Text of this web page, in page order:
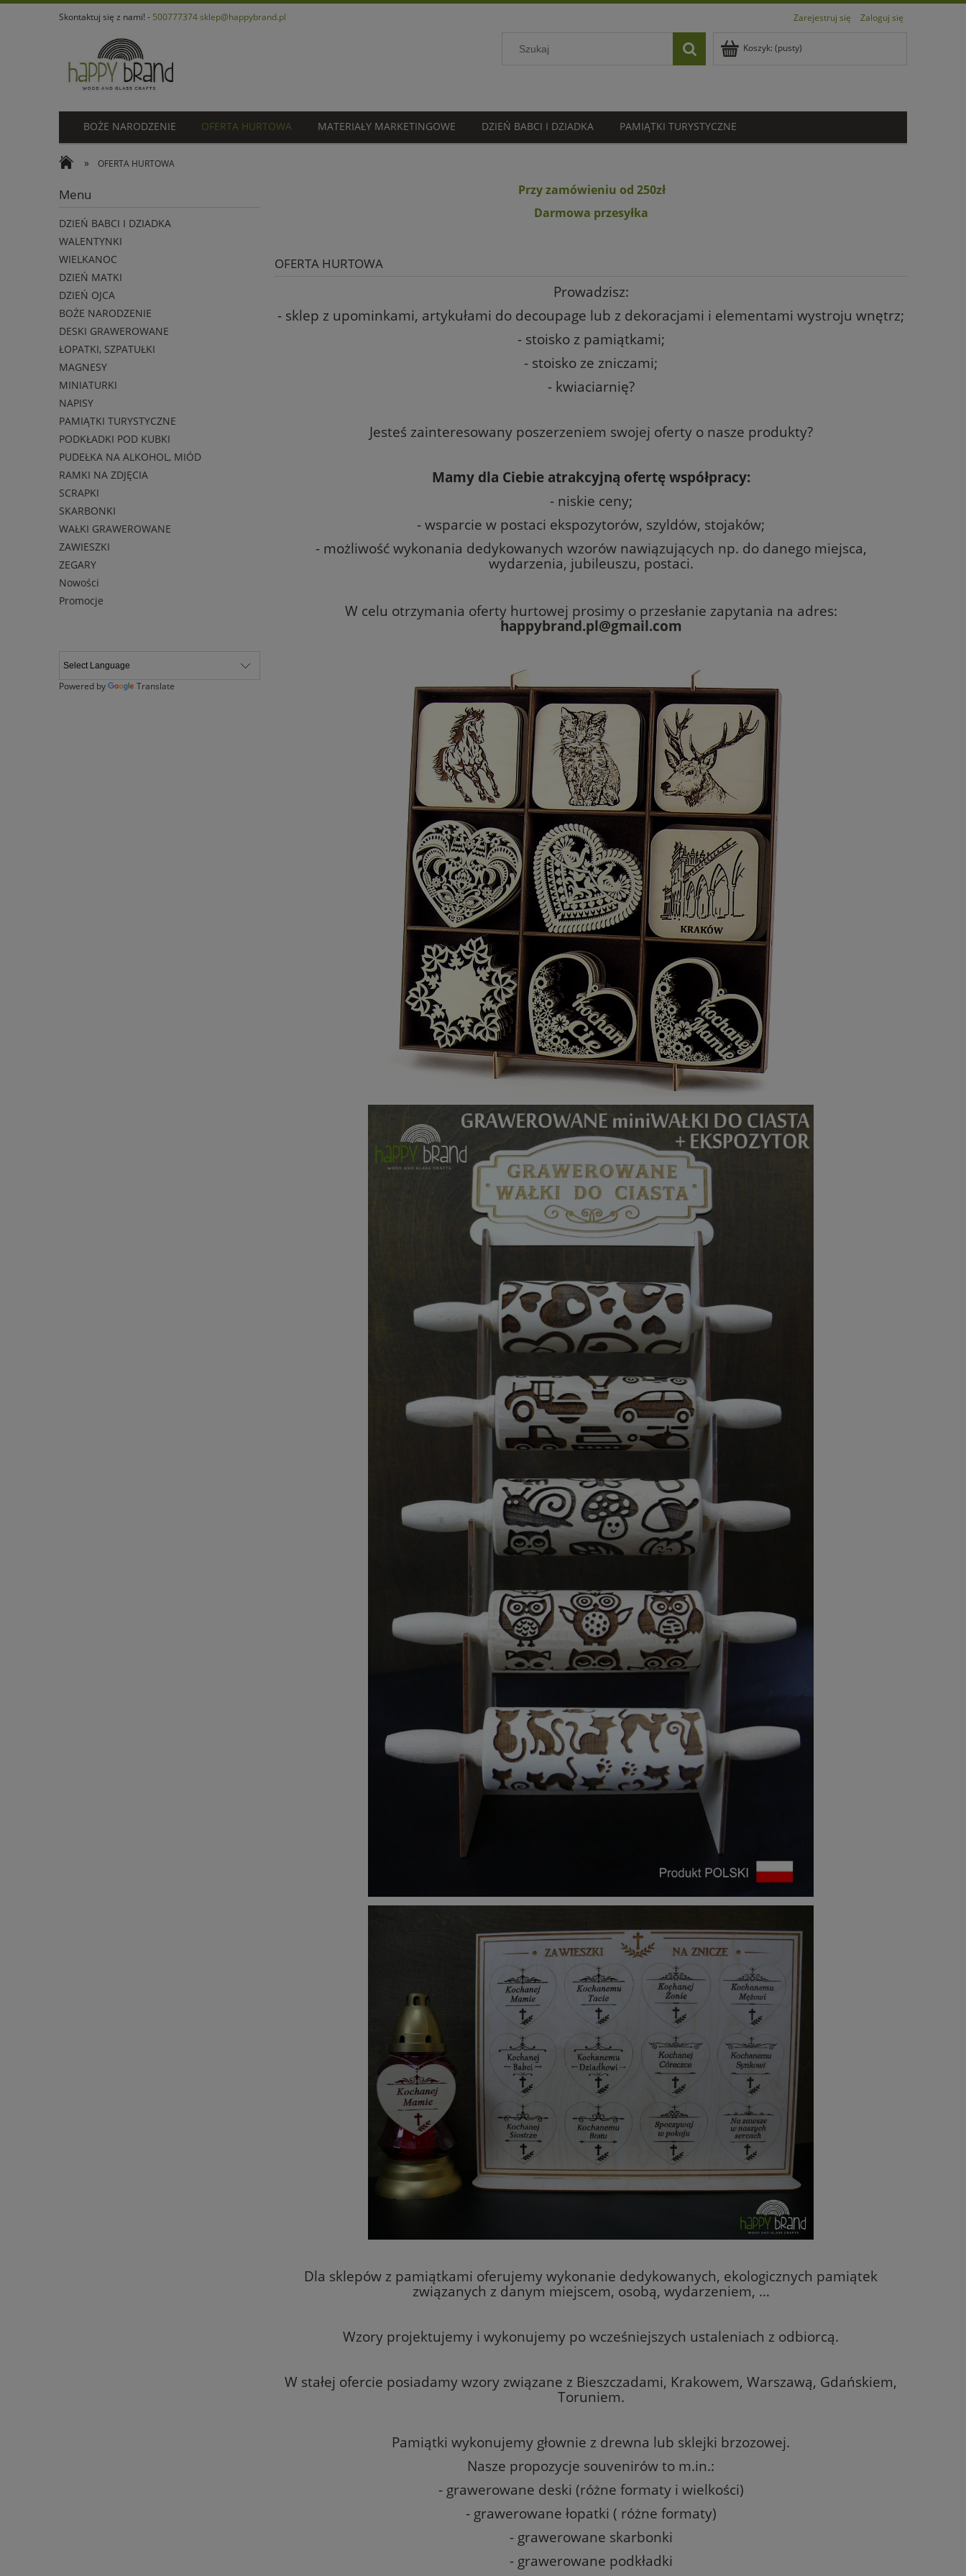
Skontaktuj się z nami! - 500777374sklep@happybrand.pl Zarejestruj się Zaloguj się
Koszyk: (pusty)
BOŻE NARODZENIE OFERTA HURTOWA MATERIAŁY MARKETINGOWE DZIEŃ BABCI I DZIADKA PAMIĄTKI TURYSTYCZNE
» OFERTA HURTOWA
Menu
DZIEŃ BABCI I DZIADKA
WALENTYNKI
WIELKANOC
DZIEŃ MATKI
DZIEŃ OJCA
BOŻE NARODZENIE
DESKI GRAWEROWANE
ŁOPATKI, SZPATUŁKI
MAGNESY
MINIATURKI
NAPISY
PAMIĄTKI TURYSTYCZNE
PODKŁADKI POD KUBKI
PUDEŁKA NA ALKOHOL, MIÓD
RAMKI NA ZDJĘCIA
SCRAPKI
SKARBONKI
WAŁKI GRAWEROWANE
ZAWIESZKI
ZEGARY
Nowości
Promocje
Powered by Translate
Przy zamówieniu od 250zł
Darmowa przesyłka
OFERTA HURTOWA
Prowadzisz:
- sklep z upominkami, artykułami do decoupage lub z dekoracjami i elementami wystroju wnętrz;
- stoisko z pamiątkami;
- stoisko ze zniczami;
- kwiaciarnię?
Jesteś zainteresowany poszerzeniem swojej oferty o nasze produkty?
Mamy dla Ciebie atrakcyjną ofertę współpracy:
- niskie ceny;
- wsparcie w postaci ekspozytorów, szyldów, stojaków;
- możliwość wykonania dedykowanych wzorów nawiązujących np. do danego miejsca,
wydarzenia, jubileuszu, postaci.
W celu otrzymania oferty hurtowej prosimy o przesłanie zapytania na adres:
happybrand.pl@gmail.com
Dla sklepów z pamiątkami oferujemy wykonanie dedykowanych, ekologicznych pamiątek
związanych z danym miejscem, osobą, wydarzeniem, …
Wzory projektujemy i wykonujemy po wcześniejszych ustaleniach z odbiorcą.
W stałej ofercie posiadamy wzory związane z Bieszczadami, Krakowem, Warszawą, Gdańskiem,
Toruniem.
Pamiątki wykonujemy głownie z drewna lub sklejki brzozowej.
Nasze propozycje souvenirów to m.in.:
- grawerowane deski (różne formaty i wielkości)
- grawerowane łopatki ( różne formaty)
- grawerowane skarbonki
- grawerowane podkładki